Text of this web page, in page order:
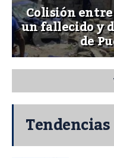
Colisión
un fallecido y
de
Tendencias